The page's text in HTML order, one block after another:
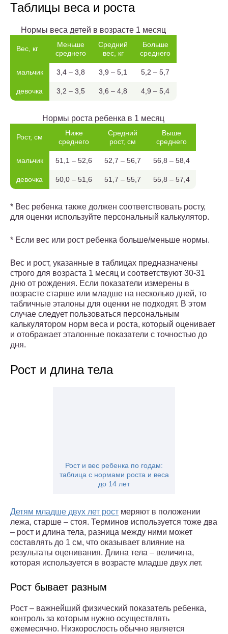
Таблицы веса и роста
Нормы веса детей в возрасте 1 месяц
Вес, кг
Меньше
сред­него
Сред­ний
вес, кг
Больше
сред­него
маль­чик 3,4 – 3,8 3,9 – 5,1 5,2 – 5,7
девоч­ка 3,2 – 3,5 3,6 – 4,8 4,9 – 5,4
Нормы роста ребенка в 1 месяц
Рост, см
Ниже
сред­него
Сред­ний
рост, см
Выше
сред­него
маль­чик 51,1 – 52,6 52,7 – 56,7 56,8 – 58,4
девоч­ка 50,0 – 51,6 51,7 – 55,7 55,8 – 57,4
* Вес ребенка также должен соответствовать росту,
для оценки используйте персональный калькулятор.
* Если вес или рост ребенка больше/меньше нормы.
Вес и рост, указанные в таблицах предназначены
строго для возраста 1 месяц и соответствуют 30-31
дню от рождения. Если показатели измерены в
возрасте старше или младше на несколько дней, то
табличные эталоны для оценки не подходят. В этом
случае следует пользоваться персональным
калькулятором норм веса и роста, который оценивает
и отображает эталонные показатели с точностью до
дня.
Рост и длина тела
Рост и вес ребенка по годам:
таблица с нормами роста и веса
до 14 лет
Детям младше двух лет рост меряют в положении
лежа, старше – стоя. Терминов используется тоже два
– рост и длина тела, разница между ними может
составлять до 1 см, что оказывает влияние на
результаты оценивания. Длина тела – величина,
которая используется в возрасте младше двух лет.
Рост бывает разным
Рост – важнейший физический показатель ребенка,
контроль за которым нужно осуществлять
ежемесячно. Низкорослость обычно является